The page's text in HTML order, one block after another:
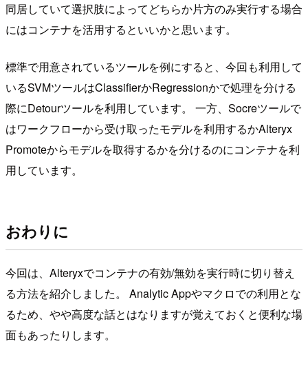
同居していて選択肢によってどちらか片方のみ実行する場合
にはコンテナを活用するといいかと思います。
標準で用意されているツールを例にすると、今回も利用して
いるSVMツールはClassifierかRegressionかで処理を分ける
際にDetourツールを利用しています。 一方、Socreツールで
はワークフローから受け取ったモデルを利用するかAlteryx
Promoteからモデルを取得するかを分けるのにコンテナを利
用しています。
おわりに
今回は、Alteryxでコンテナの有効/無効を実行時に切り替え
る方法を紹介しました。 Analytic Appやマクロでの利用とな
るため、やや高度な話とはなりますが覚えておくと便利な場
面もあったりします。